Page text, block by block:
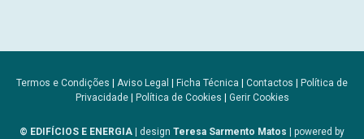
Termos e Condições | Aviso Legal | Ficha Técnica | Contactos | Política de
Privacidade| Política de Cookies | Gerir Cookies
© EDIFÍCIOS E ENERGIA | design Teresa Sarmento Matos | powered by